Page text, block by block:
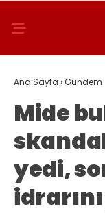
Ana Sayfa ›Gündem
Mide
yedi,